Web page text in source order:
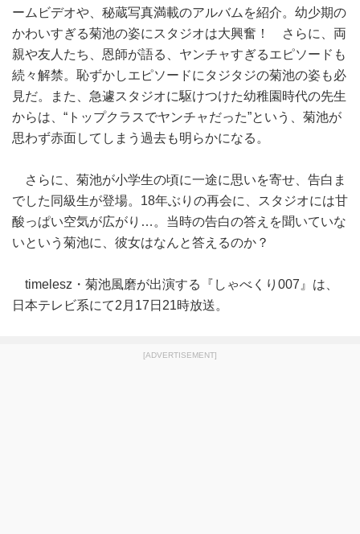
ームビデオや、秘蔵写真満載のアルバムを紹介。幼少期の
かわいすぎる菊池の姿にスタジオは大興奮！ さらに、両
親や友人たち、恩師が語る、ヤンチャすぎるエピソードも
続々解禁。恥ずかしエピソードにタジタジの菊池の姿も必
見だ。また、急遽スタジオに駆けつけた幼稚園時代の先生
からは、“トップクラスでヤンチャだった”という、菊池が
思わず赤面してしまう過去も明らかになる。
さらに、菊池が小学生の頃に一途に思いを寄せ、告白ま
でした同級生が登場。18年ぶりの再会に、スタジオには甘
酸っぱい空気が広がり…。当時の告白の答えを聞いていな
いという菊池に、彼女はなんと答えるのか？
timelesz・菊池風磨が出演する『しゃべくり007』は、
日本テレビ系にて2月17日21時放送。
[ADVERTISEMENT]